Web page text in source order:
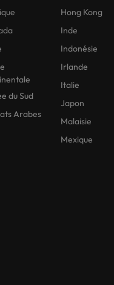
du Sud
Arabes
Hong Kong
Inde
Indonésie
Irlande
Italie
Japon
Malaisie
Mexique